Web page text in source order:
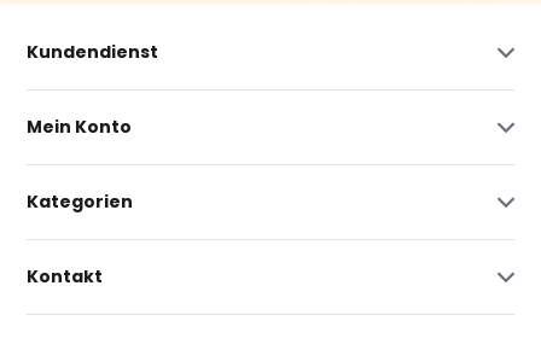
Kundendienst
Mein Konto
Kategorien
Kontakt